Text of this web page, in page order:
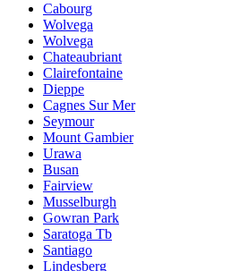
Cabourg
Wolvega
Wolvega
Chateaubriant
Clairefontaine
Dieppe
Cagnes Sur Mer
Seymour
Mount Gambier
Urawa
Busan
Fairview
Musselburgh
Gowran Park
Saratoga Tb
Santiago
Lindesberg